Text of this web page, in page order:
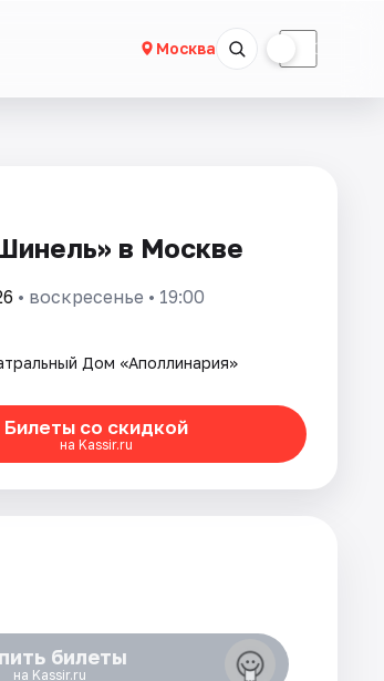
Москва ☾
в Москве
• воскресенье • 19:00
Дом «Аполлинария»
Билеты со скидкой
на Kassir.ru
билеты
на Kassir.ru